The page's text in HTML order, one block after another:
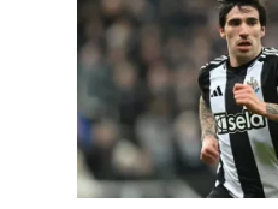
Мадрид само поради Алварез
Капитен на познат клуб
држава бара правда!
Шпанија „трепери“ поради
Винисиус Жуниор одлучи!